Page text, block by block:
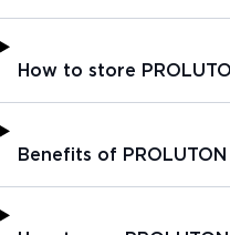
How to store
Benefits of PROLUTON